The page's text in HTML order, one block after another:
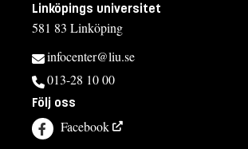
Linköpings universitet
581 83 Linköping
infocenter@liu.se
013-28 10 00
Följ oss
Facebook